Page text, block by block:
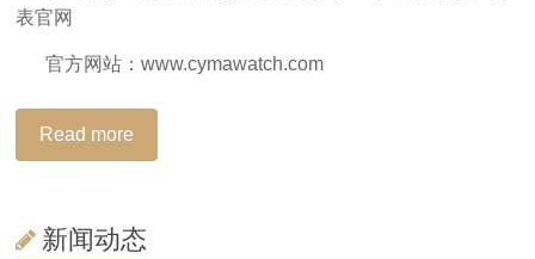
表官网
官方网站：www.cymawatch.com
Read more
新闻动态